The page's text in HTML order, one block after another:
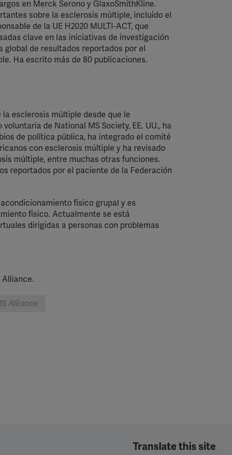
en Merck Serono y GlaxoSmithKline.
sobre la esclerosis múltiple, incluido el
de la UE H2020 MULTI-ACT, que
clave en las iniciativas de investigación
de resultados reportados por el
Ha escrito más de 80 publicaciones.
esclerosis múltiple desde que le
de National MS Society, EE. UU., ha
de política pública, ha integrado el comité
con esclerosis múltiple y ha revisado
múltiple, entre muchas otras funciones.
reportados por el paciente de la Federación
físico grupal y es
físico. Actualmente se está
dirigidas a personas con problemas
Alliance.
Alliance
Translate this site